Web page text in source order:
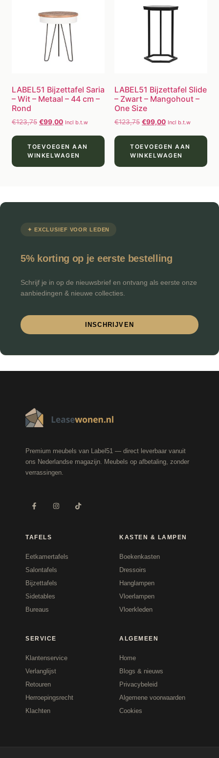
LABEL51 Bijzettafel Saria
– Wit – Metaal – 44 cm –
Rond
€123,75 €99,00 Incl b.t.w
TOEVOEGEN AAN
WINKELWAGEN
LABEL51 Bijzettafel Slide
– Zwart – Mangohout –
One Size
€123,75 €99,00 Incl b.t.w
TOEVOEGEN AAN
WINKELWAGEN
✦ EXCLUSIEF VOOR LEDEN
5% korting op je eerste bestelling
Schrijf je in op de nieuwsbrief en ontvang als eerste onze
aanbiedingen & nieuwe collecties.
INSCHRIJVEN
Premium meubels van Label51 — direct leverbaar vanuit
ons Nederlandse magazijn. Meubels op afbetaling, zonder
verrassingen.
TAFELS
Eetkamertafels
Salontafels
Bijzettafels
Sidetables
Bureaus
KASTEN & LAMPEN
Boekenkasten
Dressoirs
Hanglampen
Vloerlampen
Vloerkleden
SERVICE
Klantenservice
Verlanglijst
Retouren
Herroepingsrecht
Klachten
ALGEMEEN
Home
Blogs & nieuws
Privacybeleid
Algemene voorwaarden
Cookies